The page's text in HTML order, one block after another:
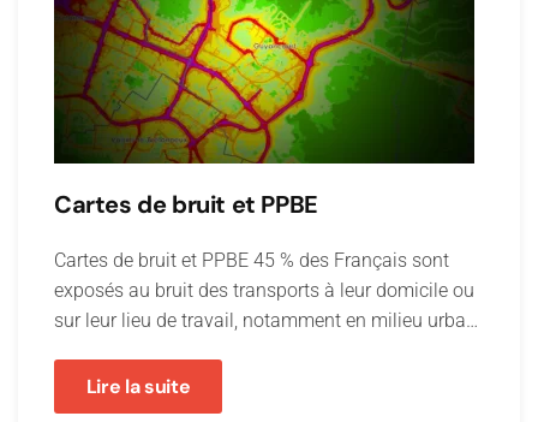
Cartes de bruit et PPBE
Cartes de bruit et PPBE 45 % des Français sont
exposés au bruit des transports à leur domicile ou
sur leur lieu de travail, notamment en milieu urba…
Lire la suite